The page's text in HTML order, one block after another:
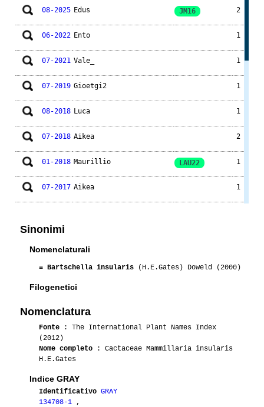
08-2025 Edus JM16 2
06-2022 Ento 1
07-2021 Vale_ 1
07-2019 Gioetgi2 1
08-2018 Luca 1
07-2018 Aikea 2
01-2018 Maurillio LAU22 1
07-2017 Aikea 1
07-2016 Aikea 1
06-2016 Luca
05-2016 Aikea
06-2015
01-2015 Maurillio
01-2015 Maurillio
Sinonimi
Nomenclaturali
≡ Bartschella insularis (H.E.Gates) Doweld (2000)
Filogenetici
Nomenclatura
Fonte : The International Plant Names Index
(2012)
Nome completo : Cactaceae Mammillaria insularis
H.E.Gates
Indice GRAY
Identificativo GRAY
134708-1
,